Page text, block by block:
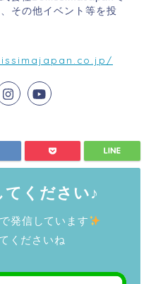
その他イベント等を投
ください♪
発信しています
くださいね